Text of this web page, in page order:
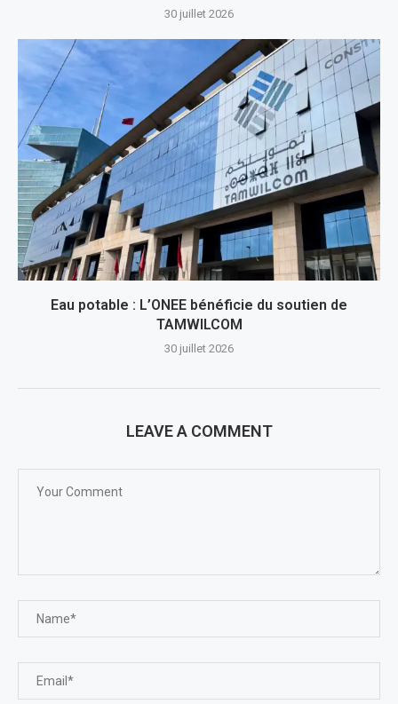
30 juillet 2026
Eau potable : L’ONEE bénéficie du soutien de
TAMWILCOM
30 juillet 2026
LEAVE A COMMENT